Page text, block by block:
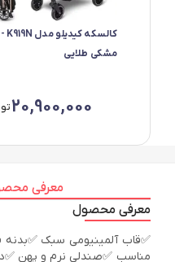
کالسکه کیدیلو مدل K919N -
مشکی طلایی
20,900,000
معرفی
معرفی محصول
مناسب ✅صندلی نرم و پهن